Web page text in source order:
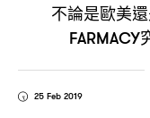
不論是歐美
FARMACY
25 Feb 2019